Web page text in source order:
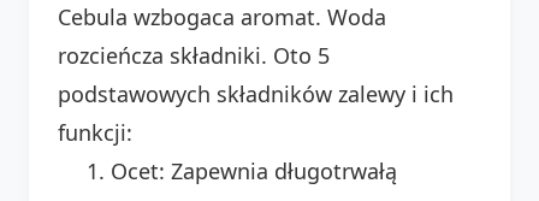
Cebula wzbogaca aromat. Woda
rozcieńcza składniki. Oto 5
podstawowych składników zalewy i ich
funkcji:
Ocet: Zapewnia długotrwałą